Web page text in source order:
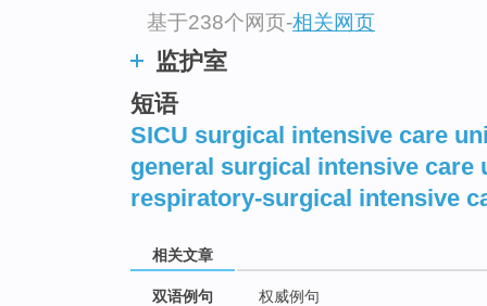
基于238个网页-相关网页
监护室
短语
SICU surgical intensive care
general surgical intensive care
respiratory-surgical intensive
相关文章
双语例句 权威例句